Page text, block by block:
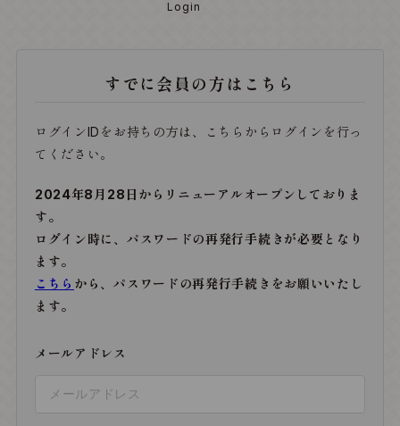
Login
すでに会員の方はこちら
ログインIDをお持ちの方は、こちらからログインを行っ
てください。
2024年8月28日からリニューアルオープンしておりま
す。
ログイン時に、パスワードの再発行手続きが必要となり
ます。
こちら から、パスワードの再発行手続きをお願いいたし
ます。
メールアドレス